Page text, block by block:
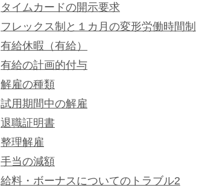
タイムカードの開示要求
フレックス制と１カ月の変形労働時間制
有給休暇（有給）
有給の計画的付与
解雇の種類
試用期間中の解雇
退職証明書
整理解雇
手当の減額
給料・ボーナスについてのトラブル2